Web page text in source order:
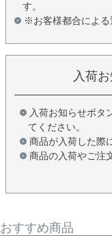
す。
※お客様都合による
入荷
入荷お知らせボタ
てください。
商品が入荷した際
商品の入荷やご注
おすすめ商品